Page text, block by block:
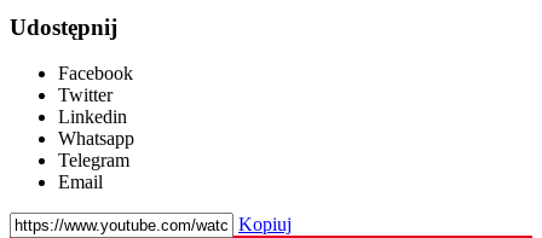
Udostępnij
Facebook
Twitter
Linkedin
Whatsapp
Telegram
Email
Kopiuj